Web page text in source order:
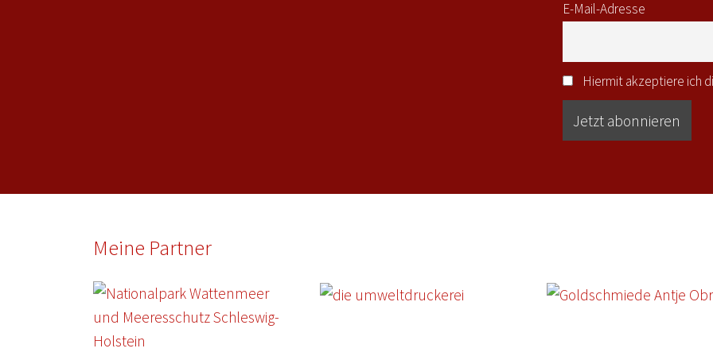
E-Mail-Adresse
Hiermit akzeptiere ich
Meine Partner